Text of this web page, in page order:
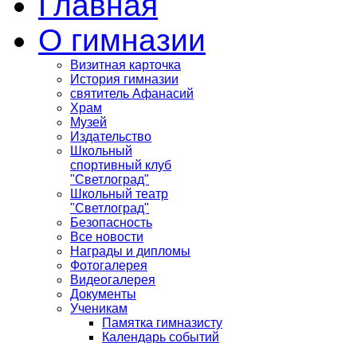
О гимназии
Визитная карточка
История гимназии
святитель Афанасий
Храм
Музей
Издательство
Школьный
спортивный клуб
"Светлоград"
Школьный театр
"Светлоград"
Безопасность
Все новости
Награды и дипломы
Фотогалерея
Видеогалерея
Документы
Ученикам
Памятка гимназисту
Календарь событий